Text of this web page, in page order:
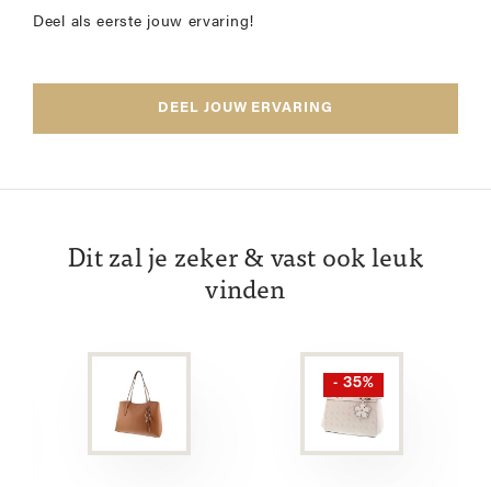
Deel als eerste jouw ervaring!
DEEL JOUW ERVARING
Dit zal je zeker & vast ook leuk
vinden
- 35%